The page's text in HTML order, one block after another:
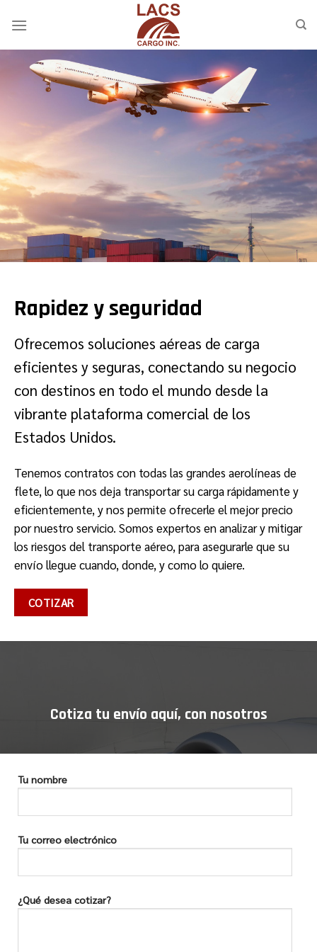
Rapidez y seguridad
Ofrecemos soluciones aéreas de carga
eficientes y seguras, conectando su negocio
con destinos en todo el mundo desde la
vibrante plataforma comercial de los
Estados Unidos.
Tenemos contratos con todas las grandes aerolíneas de
flete, lo que nos deja transportar su carga rápidamente y
eficientemente, y nos permite ofrecerle el mejor precio
por nuestro servicio. Somos expertos en analizar y mitigar
los riesgos del transporte aéreo, para asegurarle que su
envío llegue cuando, donde, y como lo quiere.
COTIZAR
Cotiza tu envío aquí, con nosotros
Tu nombre
Tu correo electrónico
¿Qué desea cotizar?